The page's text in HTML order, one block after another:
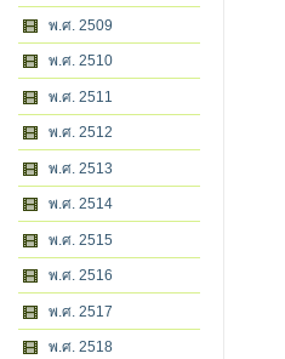
พ.ศ. 2509
พ.ศ. 2510
พ.ศ. 2511
พ.ศ. 2512
พ.ศ. 2513
พ.ศ. 2514
พ.ศ. 2515
พ.ศ. 2516
พ.ศ. 2517
พ.ศ. 2518